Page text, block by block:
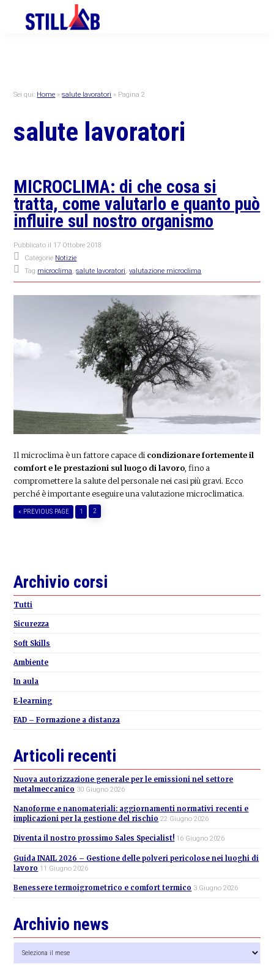
primary
primary
Sei qui: Home »salute lavoratori » Pagina 2
salute lavoratori
MICROCLIMA: di che cosa si
tratta, come valutarlo e quanto può
influire sul nostro organismo
Pubblicato il 17 Ottobre 2018
Categorie Notizie
Tag microclima ,salute lavoratori ,valutazione microclima
Il microclima è un fattore capace di condizionare fortemente il
comfort e le prestazioni sul luogo di lavoro , fino a
compromettere la salute del personale nei casi più gravi. Ecco
perché è importante eseguire una valutazione microclimatica.
« GO
TO
PREVIOUS PAGE PAGE
1 PAGE
2
Primary
Sidebar
Archivio corsi
Tutti
Sicurezza
Soft Skills
Ambiente
In aula
E-learning
FAD – Formazione a distanza
Articoli recenti
Nuova autorizzazione generale per le emissioni nel settore
metalmeccanico 30 Giugno 2026
Nanoforme e nanomateriali: aggiornamenti normativi recenti e
implicazioni per la gestione del rischio 22 Giugno 2026
Diventa il nostro prossimo Sales Specialist! 16 Giugno 2026
Guida INAIL 2026 – Gestione delle polveri pericolose nei luoghi di
lavoro 11 Giugno 2026
Benessere termoigrometrico e comfort termico 3 Giugno 2026
Archivio news
news